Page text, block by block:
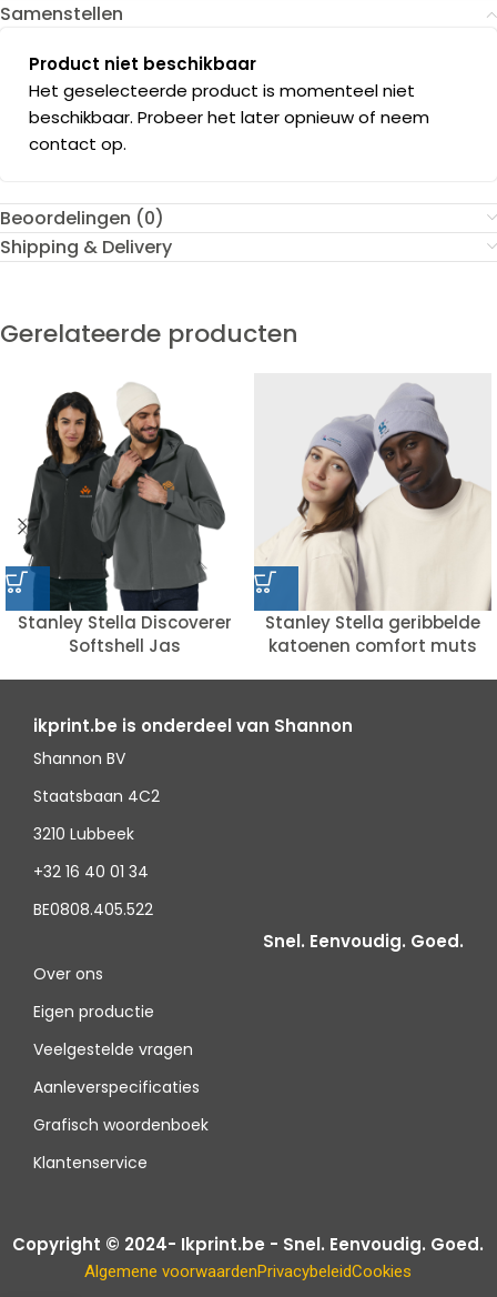
Samenstellen
Product niet beschikbaar
Het geselecteerde product is momenteel niet
beschikbaar. Probeer het later opnieuw of neem
contact op.
Beoordelingen (0)
Shipping & Delivery
Gerelateerde producten
Stanley Stella Discoverer
Softshell Jas
Stanley Stella geribbelde
katoenen comfort muts
ikprint.be is onderdeel van Shannon
Shannon BV
Staatsbaan 4C2
3210 Lubbeek
+32 16 40 01 34
BE0808.405.522
Snel. Eenvoudig. Goed.
Over ons
Eigen productie
Veelgestelde vragen
Aanleverspecificaties
Grafisch woordenboek
Klantenservice
Copyright © 2024- Ikprint.be - Snel. Eenvoudig. Goed.
Algemene voorwaardenPrivacybeleidCookies